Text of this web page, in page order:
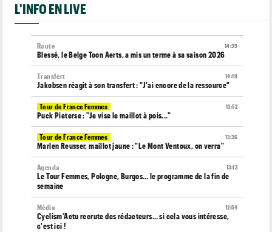
L'INFO EN LIVE
14:39
Route
Blessé, le Belge Toon Aerts, a mis un terme à sa saison 2026
14:19
Transfert
Jakobsen réagit à son transfert : "J'ai encore de la ressource"
13:52
Tour de France Femmes
Puck Pieterse : "Je vise le maillot à pois..."
13:36
Tour de France Femmes
Marlen Reusser, maillot jaune : "Le Mont Ventoux, on verra"
13:13
Agenda
Le Tour Femmes, Pologne, Burgos… le programme de la fin de
semaine
12:54
Média
Cyclism’Actu recrute des rédacteurs… si cela vous intéresse,
c'est ici !